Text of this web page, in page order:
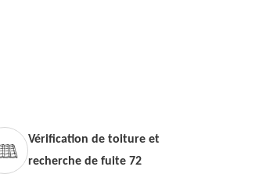
Vérification de toiture et
recherche de fuite 72